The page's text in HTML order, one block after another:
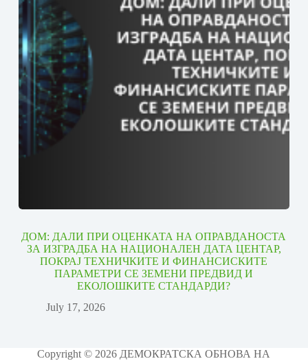
ДОМ: ДАЛИ ПРИ ОЦЕНКАТА НА ОПРАВДАНОСТА
ЗА ИЗГРАДБА НА НАЦИОНАЛЕН ДАТА ЦЕНТАР,
ПОКРАЈ ТЕХНИЧКИТЕ И ФИНАНСИСКИТЕ
ПАРАМЕТРИ СЕ ЗЕМЕНИ ПРЕДВИД И
ЕКОЛОШКИТЕ СТАНДАРДИ?
July 17, 2026
Copyright © 2026 ДЕМОКРАТСКА ОБНОВА НА